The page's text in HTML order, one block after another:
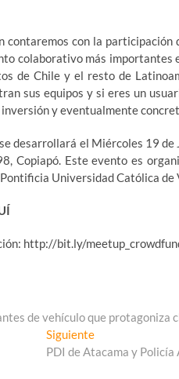
contaremos con la
colaborativo más importantes
de Chile y el resto de
sus equipos y si eres un
inversión y eventualmente
desarrollará el Miércoles 19
Copiapó. Este evento es
Universidad Católica
http://bit.ly/
de vehículo que protagoniza
SiguienteEntrada
siguiente:
PDI de Atacama y